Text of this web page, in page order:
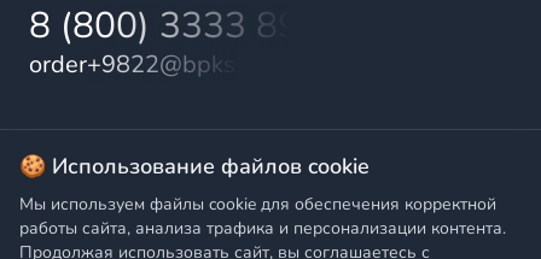
8 (800) 3333 899
order+9822@bpks.ru
© 2025 БалтПромКомплект — комплексные поставки
высококачественной продукции промышленного и
бытового назначения
🍪 Использование файлов cookie
Мы используем файлы cookie для обеспечения корректной
работы сайта, анализа трафика и персонализации контента.
Продолжая использовать сайт, вы соглашаетесь с